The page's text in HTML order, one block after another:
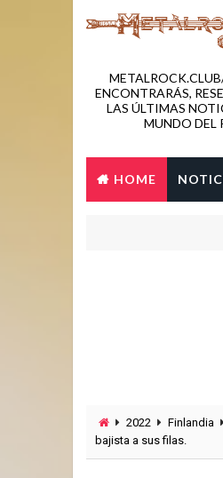
ENCONTRARÁS,
LAS ÚLTIMAS
MUNDO DEL
HOME
2022 Finlandia
bajista a sus filas.